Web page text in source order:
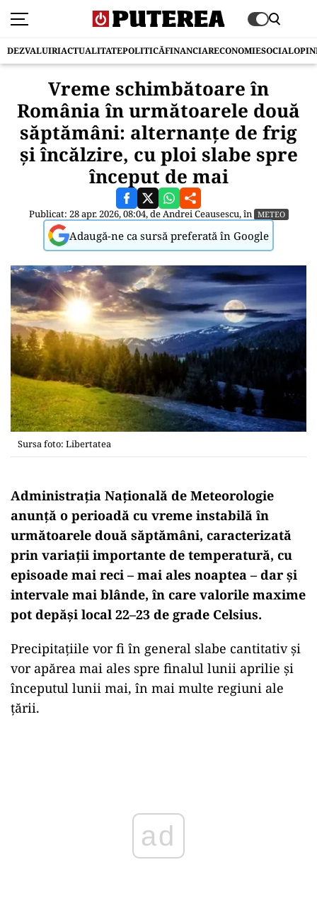
DEZVALUIRIACTUALITATEPOLITICĂFINANCIARECONOMIESOCIAL
Vreme schimbătoare în
România în următoarele două
săptămâni: alternanțe de frig
și încălzire, cu ploi slabe spre
început de mai
Publicat: 28 apr. 2026, 08:04, deAndrei Ceausescu, în METEO
Adaugă-ne ca sursă preferată în Google
Sursa foto: Libertatea
Administrația Națională de Meteorologie
anunță o perioadă cu vreme instabilă în
următoarele două săptămâni, caracterizată
prin variații importante de temperatură, cu
episoade mai reci – mai ales noaptea – dar și
intervale mai blânde, în care valorile maxime
pot depăși local 22–23 de grade Celsius.
Precipitațiile vor fi în general slabe cantitativ și
vor apărea mai ales spre finalul lunii aprilie și
începutul lunii mai, în mai multe regiuni ale
țării.
ad